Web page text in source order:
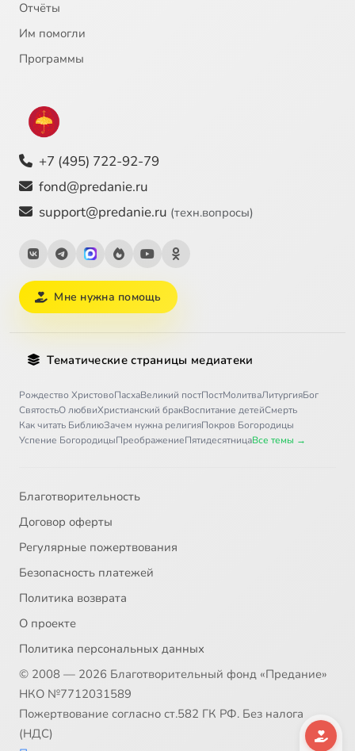
Отчёты
Им помогли
Программы
+7 (495) 722-92-79
fond@predanie.ru
support@predanie.ru (техн.вопросы)
Мне нужна помощь
Тематические страницы медиатеки
Рождество ХристовоПасхаВеликий постПостМолитваЛитургияБог
СвятостьО любвиХристианский бракВоспитание детейСмерть
Как читать БиблиюЗачем нужна религияПокров Богородицы
Успение БогородицыПреображениеПятидесятницаВсе темы →
Благотворительность
Договор оферты
Регулярные пожертвования
Безопасность платежей
Политика возврата
О проекте
Политика персональных данных
© 2008 — 2026 Благотворительный фонд «Предание»
НКО №7712031589
Пожертвование согласно ст.582 ГК РФ. Без налога
(НДС)